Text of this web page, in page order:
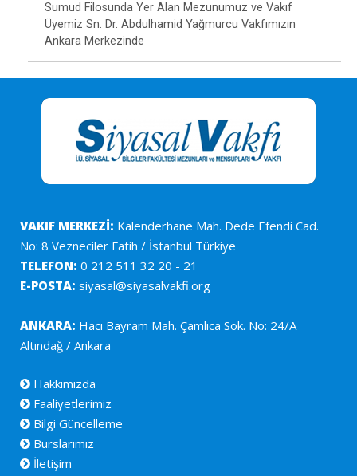
Sumud Filosunda Yer Alan Mezunumuz ve Vakıf
Üyemiz Sn. Dr. Abdulhamid Yağmurcu Vakfımızın
Ankara Merkezinde
VAKIF MERKEZİ: Kalenderhane Mah. Dede Efendi Cad.
No: 8 Vezneciler Fatih / İstanbul Türkiye
TELEFON: 0 212 511 32 20 - 21
E-POSTA: siyasal@siyasalvakfi.org
ANKARA: Hacı Bayram Mah. Çamlıca Sok. No: 24/A
Altındağ / Ankara
Hakkımızda
Faaliyetlerimiz
Bilgi Güncelleme
Burslarımız
İletişim